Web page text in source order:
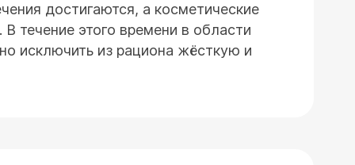
достигаются, а косметические
течение этого времени в области
исключить из рациона жёсткую и